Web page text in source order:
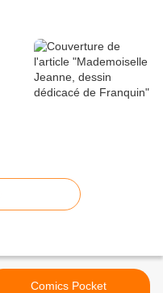
Comics Pocket